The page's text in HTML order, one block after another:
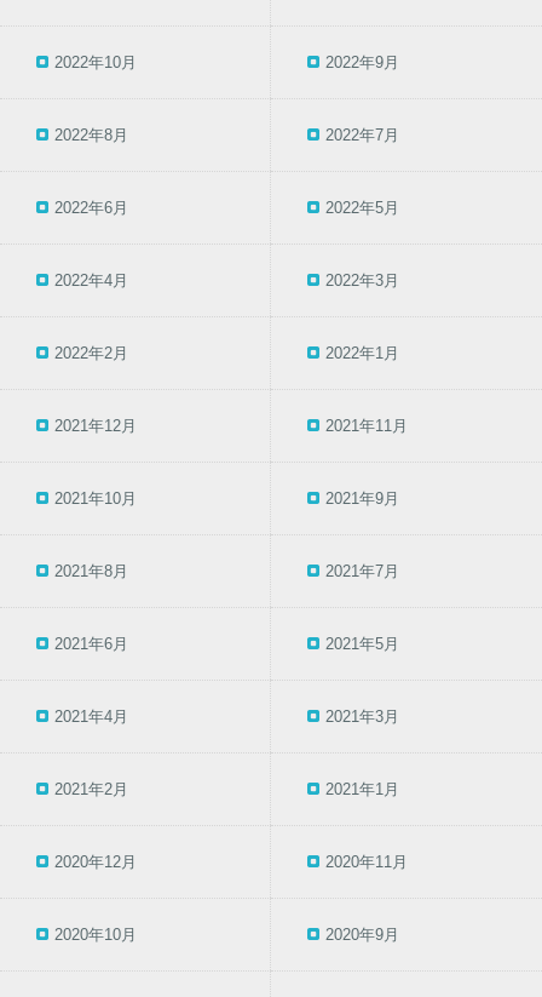
2022年10月 2022年9月
2022年8月 2022年7月
2022年6月 2022年5月
2022年4月 2022年3月
2022年2月 2022年1月
2021年12月 2021年11月
2021年10月 2021年9月
2021年8月 2021年7月
2021年6月 2021年5月
2021年4月 2021年3月
2021年2月 2021年1月
2020年12月 2020年11月
2020年10月 2020年9月